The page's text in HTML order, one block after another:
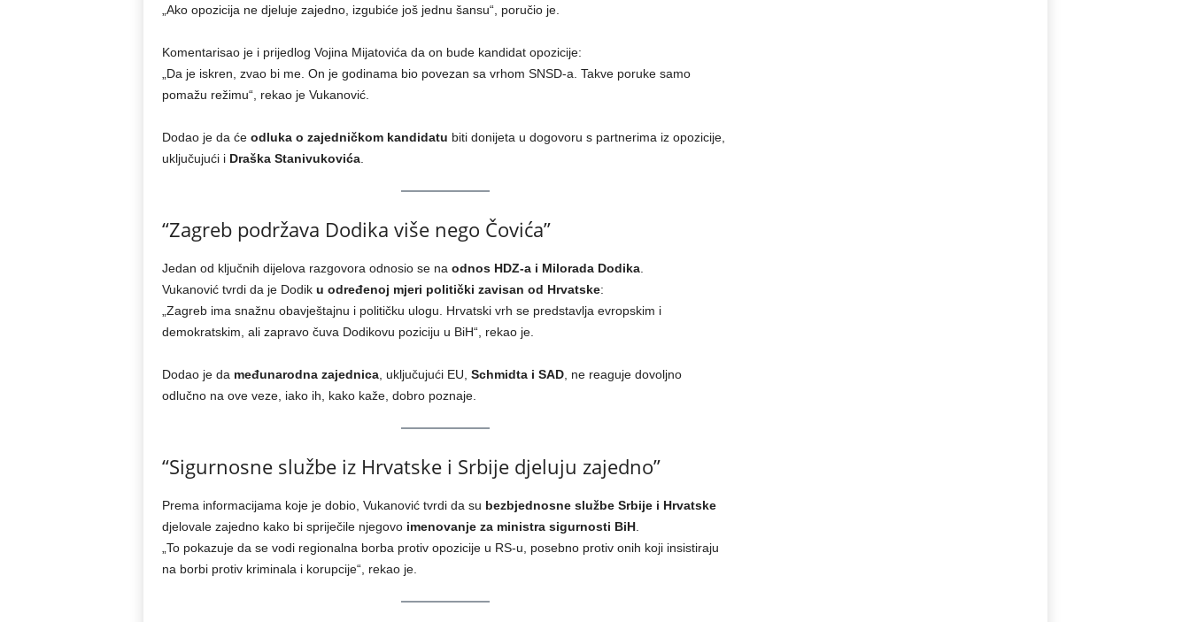
„Ako opozicija ne djeluje zajedno, izgubiće još jednu šansu“, poručio je.
Komentarisao je i prijedlog Vojina Mijatovića da on bude kandidat opozicije:
„Da je iskren, zvao bi me. On je godinama bio povezan sa vrhom SNSD-a. Takve poruke samo
pomažu režimu“, rekao je Vukanović.
Dodao je da će odluka o zajedničkom kandidatu biti donijeta u dogovoru s partnerima iz opozicije,
uključujući i Draška Stanivukovića.
“Zagreb podržava Dodika više nego Čovića”
Jedan od ključnih dijelova razgovora odnosio se na odnos HDZ-a i Milorada Dodika.
Vukanović tvrdi da je Dodik u određenoj mjeri politički zavisan od Hrvatske:
„Zagreb ima snažnu obavještajnu i političku ulogu. Hrvatski vrh se predstavlja evropskim i
demokratskim, ali zapravo čuva Dodikovu poziciju u BiH“, rekao je.
Dodao je da međunarodna zajednica, uključujući EU, Schmidta i SAD, ne reaguje dovoljno
odlučno na ove veze, iako ih, kako kaže, dobro poznaje.
“Sigurnosne službe iz Hrvatske i Srbije djeluju zajedno”
Prema informacijama koje je dobio, Vukanović tvrdi da su bezbjednosne službe Srbije i Hrvatske
djelovale zajedno kako bi spriječile njegovo imenovanje za ministra sigurnosti BiH.
„To pokazuje da se vodi regionalna borba protiv opozicije u RS-u, posebno protiv onih koji insistiraju
na borbi protiv kriminala i korupcije“, rekao je.